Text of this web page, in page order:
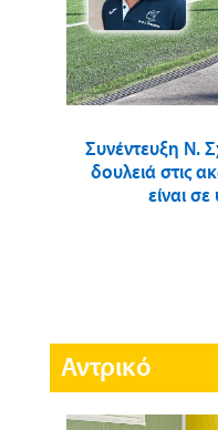
Συνέντευξη Ν.
δουλειά στις
είναι
Αντρικό